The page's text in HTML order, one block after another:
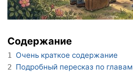
Содержание
1 Очень краткое содержание
2 Подробный пересказ по главам